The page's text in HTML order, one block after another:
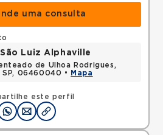
uma consulta
este perfil
Luiz Alphaville
de Ulhoa Rodrigues,
SP, 06460040 •
Mapa